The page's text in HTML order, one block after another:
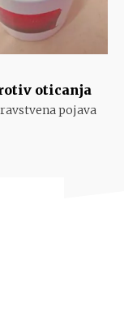
oticanja
pojava